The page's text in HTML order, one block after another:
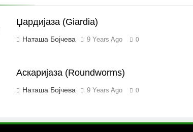
Џардијаза (Giardia)
Наташа Бојчева 9 Years Ago 0
Аскаријаза (Roundworms)
Наташа Бојчева 9 Years Ago 0